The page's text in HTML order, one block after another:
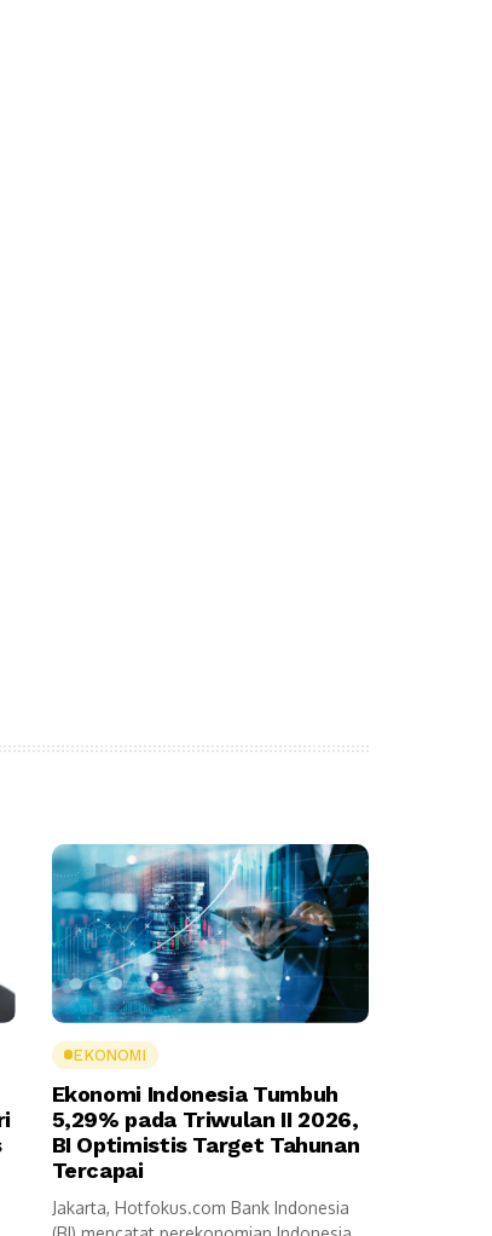
EKONOMI
Ekonomi Indonesia Tumbuh
5,29% pada Triwulan II 2026,
BI Optimistis Target Tahunan
Tercapai
Jakarta, Hotfokus.com Bank Indonesia